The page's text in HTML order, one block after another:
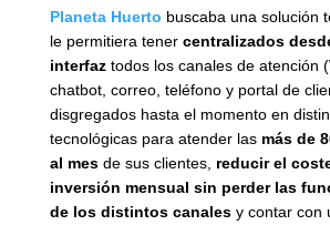
Planeta Huerto buscaba una solución
le permitiera tener centralizados
interfaztodos los canales de atención
chatbot, correo, teléfono y portal de
disgregados hasta el momento en
tecnológicas para atender las más de
al mesde sus clientes, reducir el
inversión mensual sin perder las
de los distintos canalesy contar con